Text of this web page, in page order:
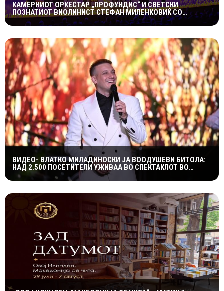
КАМЕРНИОТ ОРКЕСТАР „ПРОФУНДИС“ И СВЕТСКИ
ПОЗНАТИОТ ВИОЛИНИСТ СТЕФАН МИЛЕНКОВИЌ СО
СПЕКТАКУЛАРЕН „CANDLELIGHT“ КОНЦЕРТ НА „ОХРИДСКО
ЛЕТО“
ВИДЕО- ВЛАТКО МИЛАДИНОСКИ ЈА ВООДУШЕВИ БИТОЛА:
НАД 2.500 ПОСЕТИТЕЛИ УЖИВАА ВО СПЕКТАКЛОТ ВО
ХЕРАКЛЕЈА